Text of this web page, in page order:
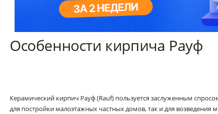
Особенности кирпича Рауф
Керамический кирпич Рауф (Rauf) пользуется заслуженным
для постройки малоэтажных частных домов, так и для возведения